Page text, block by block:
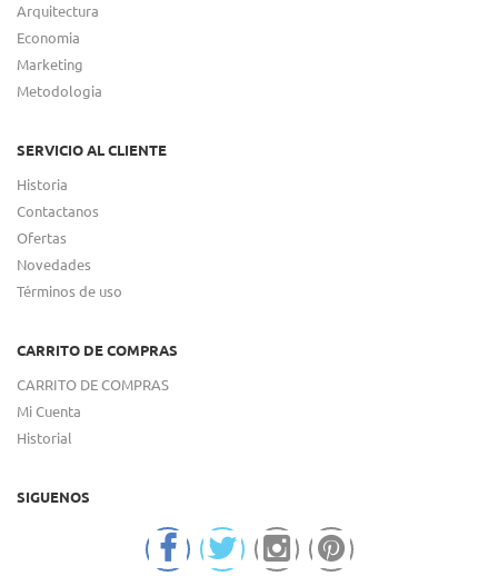
Arquitectura
Economia
Marketing
Metodologia
SERVICIO AL CLIENTE
Historia
Contactanos
Ofertas
Novedades
Términos de uso
CARRITO DE COMPRAS
CARRITO DE COMPRAS
Mi Cuenta
Historial
SIGUENOS